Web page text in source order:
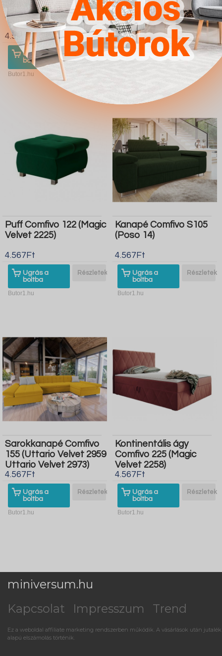
Sarokkanapé Comfivo
S103 (Poso 100)
4.567Ft
Ugrás a
boltba
Részletek
Butor1.hu
Kanapéágy Comfivo
124 (Alova 36 Alova 07)
4.567Ft
Ugrás a
boltba
Részletek
Puff Comfivo 122 (Magic
Velvet 2225)
4.567Ft
Ugrás a
boltba
Részletek
Butor1.hu
Kanapé Comfivo S105
(Poso 14)
4.567Ft
Ugrás a
boltba
Részletek
Butor1.hu
Sarokkanapé Comfivo
155 (Uttario Velvet 2959
Uttario Velvet 2973)
4.567Ft
Ugrás a
boltba
Részletek
Butor1.hu
Kontinentális ágy
Comfivo 225 (Magic
Velvet 2258)
4.567Ft
Ugrás a
boltba
Részletek
Butor1.hu
miniversum.hu
Kapcsolat
Impresszum Trend
Ez a weboldal affiliate marketing rendszerben működik. A vásárlások után jutalék
alapú elszámolás történik.